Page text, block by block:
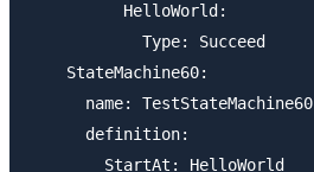
          HelloWorld:
            Type: Succeed
    StateMachine60:
      name: TestStateMachine60
      definition:
        StartAt: HelloWorld